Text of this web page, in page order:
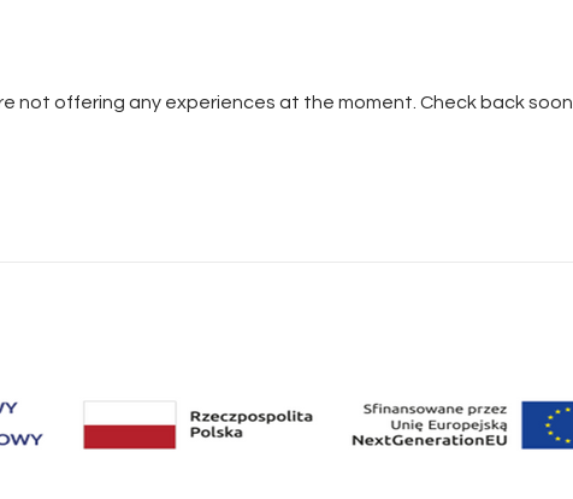
not offering any experiences at the moment. Check back soon.